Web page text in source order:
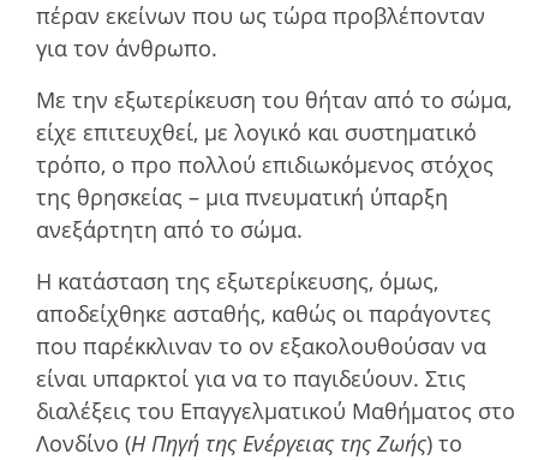
πέραν εκείνων που ως τώρα προβλέπονταν
για τον άνθρωπο.
Με την εξωτερίκευση του θήταν από το σώµα,
είχε επιτευχθεί, µε λογικό και συστηµατικό
τρόπο, ο προ πολλού επιδιωκόµενος στόχος
της θρησκείας – µια πνευµατική ύπαρξη
ανεξάρτητη από το σώµα.
Η κατάσταση της εξωτερίκευσης, όµως,
αποδείχθηκε ασταθής, καθώς οι παράγοντες
που παρέκκλιναν το ον εξακολουθούσαν να
είναι υπαρκτοί για να το παγιδεύουν. Στις
διαλέξεις του Επαγγελµατικού Μαθήµατος στο
Λονδίνο (Η Πηγή της Ενέργειας της Ζωής) το